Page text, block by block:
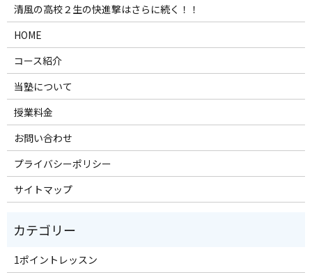
清風の高校２生の快進撃はさらに続く！！
HOME
コース紹介
当塾について
授業料金
お問い合わせ
プライバシーポリシー
サイトマップ
1ポイントレッスン